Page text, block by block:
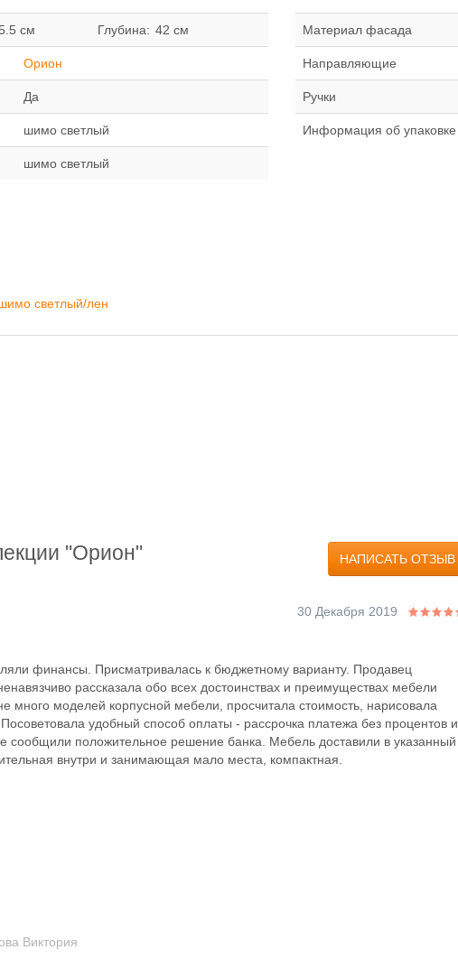
см Глубина: 42 см
Орион
Да
шимо светлый
шимо светлый
Материал фасада
Направляющие
Ручки
Информация об упаковке
светлый/лен
"Орион" НАПИСАТЬ ОТЗЫВ
30 Декабря 2019
финансы. Присматривалась к бюджетному варианту. Продавец
рассказала обо всех достоинствах и преимуществах мебели
моделей корпусной мебели, просчитала стоимость, нарисовала
удобный способ оплаты - рассрочка платежа без процентов и
сообщили положительное решение банка. Мебель доставили в указанный
внутри и занимающая мало места, компактная.
Виктория